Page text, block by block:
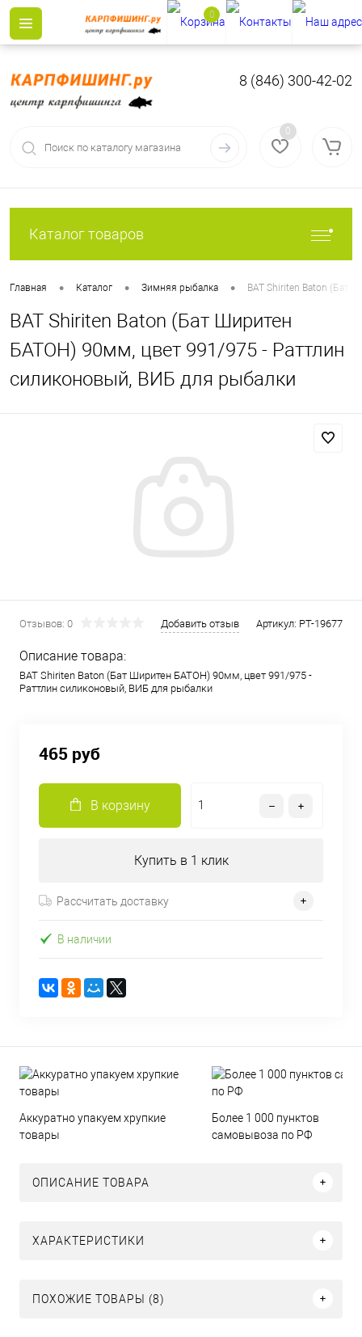
8 (846) 300-42-02
0
Каталог товаров
Главная • Каталог • Зимняя рыбалка • BAT Shiriten Baton (Бат
BAT Shiriten Baton (Бат Ширитен
БАТОН) 90мм, цвет 991/975 - Раттлин
силиконовый, ВИБ для рыбалки
Отзывов: 0 Добавить отзыв Артикул: PT-19677
Описание товара:
BAT Shiriten Baton (Бат Ширитен БАТОН) 90мм, цвет 991/975 -
Раттлин силиконовый, ВИБ для рыбалки
465 руб
В корзину
Купить в 1 клик
Рассчитать доставку
В наличии
Аккуратно упакуем хрупкие
товары
Более 1 000 пунктов
самовывоза по РФ
ОПИСАНИЕ ТОВАРА
ХАРАКТЕРИСТИКИ
ПОХОЖИЕ ТОВАРЫ (8)
0